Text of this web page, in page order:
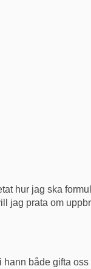
hur jag ska
jag prata om
både gifta